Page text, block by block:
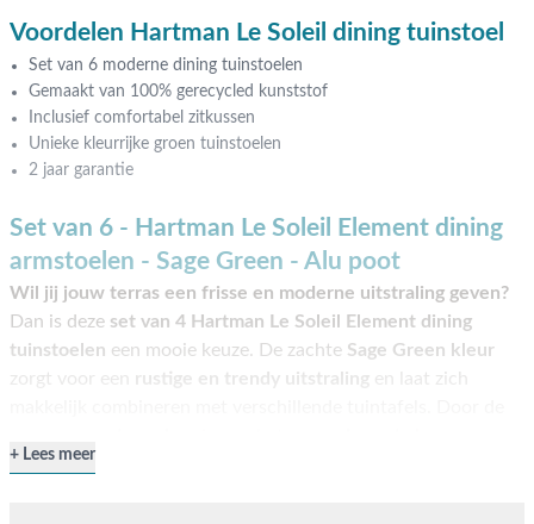
Voordelen Hartman Le Soleil dining tuinstoel
Set van 6 moderne dining tuinstoelen
Gemaakt van 100% gerecycled kunststof
Inclusief comfortabel zitkussen
Unieke kleurrijke groen tuinstoelen
2 jaar garantie
Set van 6 - Hartman Le Soleil Element dining
armstoelen - Sage Green - Alu poot
Wil jij jouw terras een frisse en moderne uitstraling geven?
Dan is deze set van 4 Hartman Le Soleil Element dining
tuinstoelen een mooie keuze. De zachte Sage Green kleur
zorgt voor een
rustige en trendy uitstraling en laat zich
geniet je van prettig zitcomfort tijdens het eten of natafelen.
Lees meer